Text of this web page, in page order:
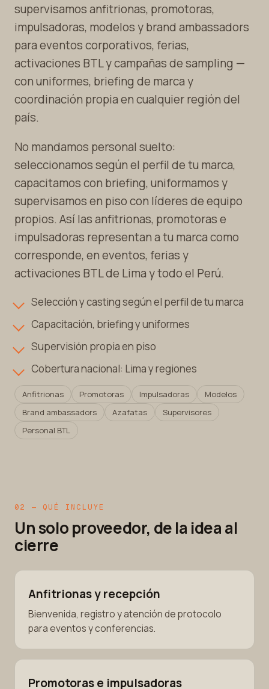
supervisamos anfitrionas, promotoras,
impulsadoras, modelos y brand ambassadors
para eventos corporativos, ferias,
activaciones BTL y campañas de sampling —
con uniformes, briefing de marca y
coordinación propia en cualquier región del
país.
No mandamos personal suelto:
seleccionamos según el perfil de tu marca,
capacitamos con briefing, uniformamos y
supervisamos en piso con líderes de equipo
propios. Así las anfitrionas, promotoras e
impulsadoras representan a tu marca como
corresponde, en eventos, ferias y
activaciones BTL de Lima y todo el Perú.
Selección y casting según el perfil de tu marca
Capacitación, briefing y uniformes
Supervisión propia en piso
Cobertura nacional: Lima y regiones
Anfitrionas Promotoras Impulsadoras
Modelos
Brand ambassadors
Azafatas
Supervisores
Personal BTL
02 — QUÉ INCLUYE
Un solo proveedor, de la idea al
cierre
Anfitrionas y recepción
Bienvenida, registro y atención de protocolo
para eventos y conferencias.
Promotoras e impulsadoras